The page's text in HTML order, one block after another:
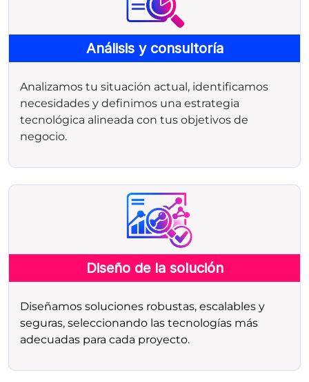
Análisis y consultoría
Analizamos tu situación actual, identificamos
necesidades y definimos una estrategia
tecnológica alineada con tus objetivos de
negocio.
Diseño de la solución
Diseñamos soluciones robustas, escalables y
seguras, seleccionando las tecnologías más
adecuadas para cada proyecto.